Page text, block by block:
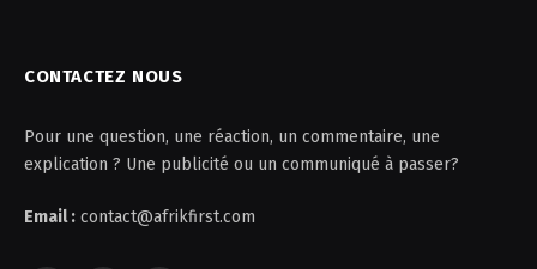
CONTACTEZ NOUS
Pour une question, une réaction, un commentaire, une
explication ? Une publicité ou un communiqué à passer?
Email : contact@afrikfirst.com